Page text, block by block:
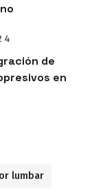
de
en
lumbar